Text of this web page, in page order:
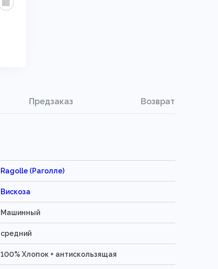
Предзаказ Возврат
Ragolle (Раголле)
Вискоза
Машинный
средний
100% Хлопок + антискользящая